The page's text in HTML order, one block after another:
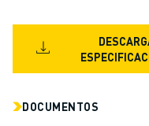
ATENCIÓN AL CLIENTE
ATENCIÓN AL CLIENTE
CAMPO Y MANTENIMIENTO
DOCUMENTOS